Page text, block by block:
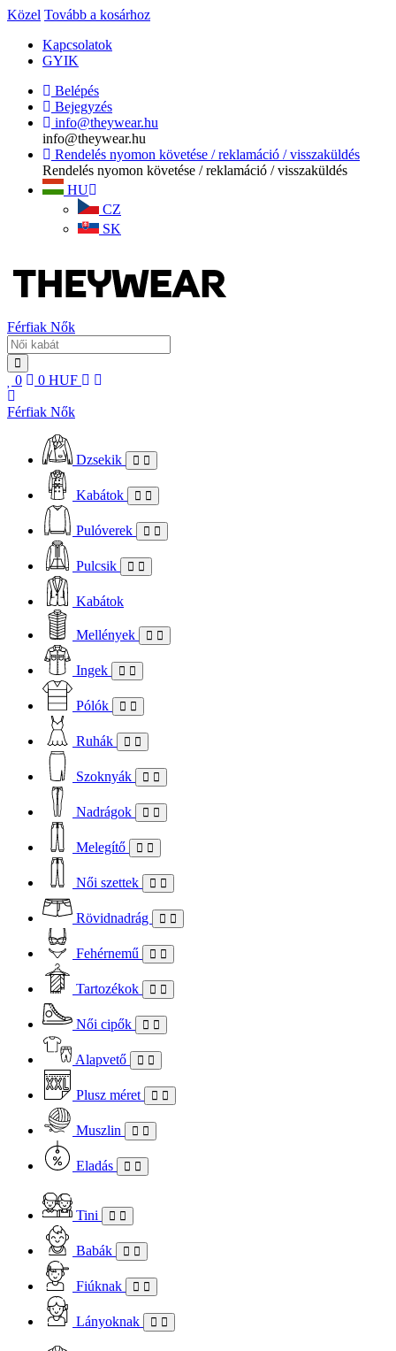
Közel Tovább a kosárhoz
Kapcsolatok
GYIK
Belépés
Bejegyzés
info@theywear.hu
info@theywear.hu
Rendelés nyomon követése / reklamáció / visszaküldés
Rendelés nyomon követése / reklamáció / visszaküldés
HU
CZ
SK
Férfiak Nők
0 0 HUF
Férfiak Nők
Dzsekik
Kabátok
Pulóverek
Pulcsik
Kabátok
Mellények
Ingek
Pólók
Ruhák
Szoknyák
Nadrágok
Melegítő
Női szettek
Rövidnadrág
Fehérnemű
Tartozékok
Női cipők
Alapvető
Plusz méret
Muszlin
Eladás
Tini
Babák
Fiúknak
Lányoknak